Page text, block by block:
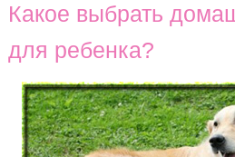
Какое выбрать
для ребенка?